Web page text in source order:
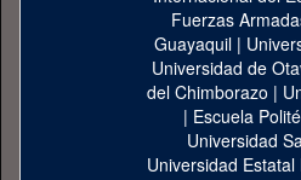
Fuerzas
Guayaquil|
Universidad de
del Chimborazo |
| Escuela
Universidad
Universidad